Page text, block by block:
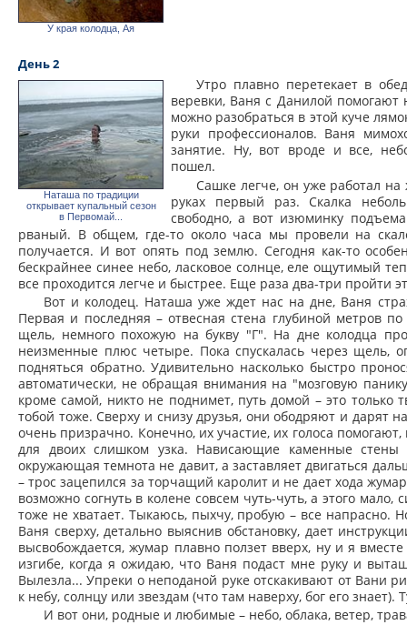
У края колодца, Ая
День 2
Наташа по традиции
открывает купальный сезон
в Первомай...
Утро плавно перетекает в
веревки, Ваня с Данилой помогают
можно разобраться в этой куче
руки профессионалов. Ваня
занятие. Ну, вот вроде и все,
пошел.
Сашке легче, он уже работал
руках первый раз. Скалка
свободно, а вот изюминку
рваный. В общем, где-то около часа мы провели на
получается. И вот опять под землю. Сегодня как-то
бескрайнее синее небо, ласковое солнце, еле ощутимый
все проходится легче и быстрее. Еще раза два-три пройти
Вот и колодец. Наташа уже ждет нас на дне, Ваня
Первая и последняя – отвесная стена глубиной метров
щель, немного похожую на букву "Г". На дне колодца
неизменные плюс четыре. Пока спускалась через щель,
подняться обратно. Удивительно насколько быстро
автоматически, не обращая внимания на "мозговую
кроме самой, никто не поднимет, путь домой – это только
тобой тоже. Сверху и снизу друзья, они ободряют и дарят
очень призрачно. Конечно, их участие, их голоса
для двоих слишком узка. Нависающие каменные
окружающая темнота не давит, а заставляет двигаться
– трос зацепился за торчащий каролит и не дает хода
возможно согнуть в колене совсем чуть-чуть, а этого
тоже не хватает. Тыкаюсь, пыхчу, пробую – все напрасно.
Ваня сверху, детально выяснив обстановку, дает
высвобождается, жумар плавно ползет вверх, ну и я
изгибе, когда я ожидаю, что Ваня подаст мне руку и
Вылезла... Упреки о неподаной руке отскакивают от Вани
к небу, солнцу или звездам (что там наверху, бог его знает).
И вот они, родные и любимые – небо, облака, ветер,